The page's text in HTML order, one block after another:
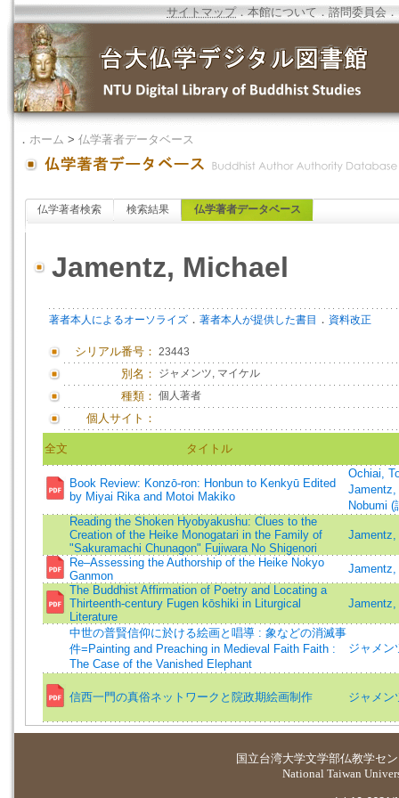
サイトマップ．本館について ．諮問委員会 ．
． ホーム > 仏学著者データベース
仏学著者検索 検索結果 仏学著者データベース
Jamentz, Michael
著者本人によるオーソライズ ． 著者本人が提供した書目 ． 資料改正
シリアル番号： 23443
別名： ジャメンツ, マイケル
種類： 個人著者
個人サイト：
全文 タイトル
Book Review: Konzō-ron: Honbun to Kenkyū Edited
by Miyai Rika and Motoi Makiko
Ochiai,
Jamentz,
Nobumi (
Reading the Shoken Hyobyakushu: Clues to the
Creation of the Heike Monogatari in the Family of
"Sakuramachi Chunagon" Fujiwara No Shigenori
Jamentz,
Re–Assessing the Authorship of the Heike Nokyo
Ganmon
Jamentz,
The Buddhist Affirmation of Poetry and Locating a
Thirteenth-century Fugen kōshiki in Liturgical
Literature
Jamentz,
中世の普賢信仰に於ける絵画と唱導 : 象などの消滅事
件=Painting and Preaching in Medieval Faith Faith :
The Case of the Vanished Elephant
ジャメン
信西一門の真俗ネットワークと院政期絵画制作 ジャメ
国立台湾大学文学部仏教学セ
National Taiwan